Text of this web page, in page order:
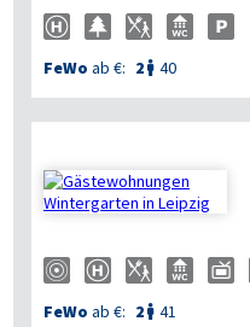

FeWo ab €: 2  40

FeWo ab €: 2  41